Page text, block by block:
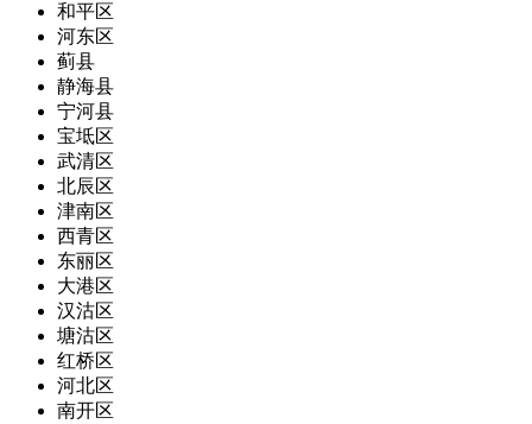
和平区
河东区
蓟县
静海县
宁河县
宝坻区
武清区
北辰区
津南区
西青区
东丽区
大港区
汉沽区
塘沽区
红桥区
河北区
南开区